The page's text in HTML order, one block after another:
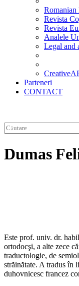
Romanian
Revista
Revista
Analele
Legal and
Parteneri
CONTACT
Dumas
Este prof. univ. dr.
ortodocşi, a alte zece
traductologie, de
străinătate. A tradus în
duhovnicesc francez